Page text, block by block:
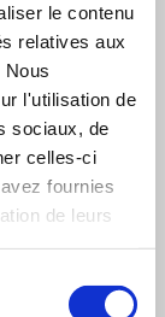
le contenu
relatives aux
l'utilisation de
sociaux, de
celles-ci
fournies
de leurs
des
toutes
et asseoir
voilà à
sur les
artifices qui
au sein
parfois en